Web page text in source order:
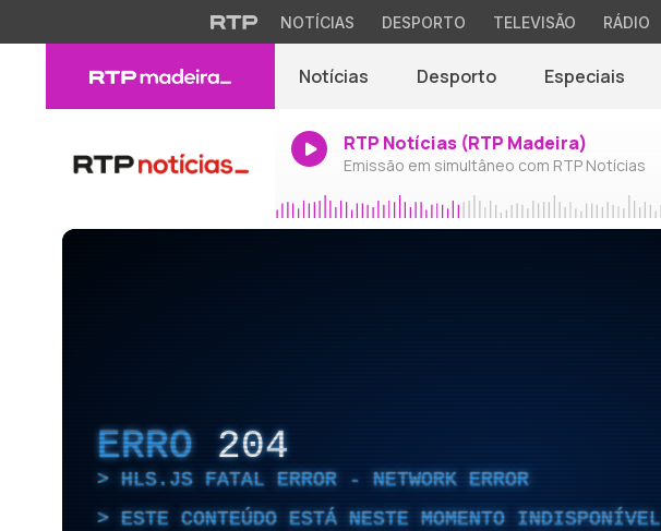
NOTÍCIAS DESPORTO TELEVISÃO RÁDIO
Notícias Desporto Especiais
RTP Notícias (RTP Madeira)
Emissão em simultâneo com RTP Notícias
ERRO 204
HLS.JS FATAL ERROR - NETWORK ERROR
ESTE CONTEÚDO ESTÁ NESTE MOMENTO INDISPONÍVEL